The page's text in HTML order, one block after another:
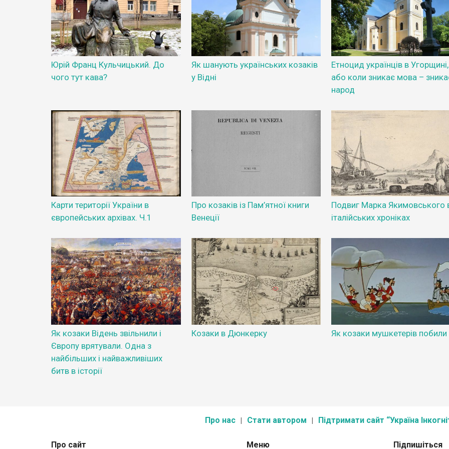
Юрій Франц Кульчицький. До
чого тут кава?
Як шанують українських козаків
у Відні
Етноцид українців в Угорщині,
або коли зникає мова –
народ
Карти території України в
європейських архівах. Ч.1
Про козаків із Пам’ятної книги
Венеції
Подвиг Марка Якимовського
італійських хроніках
Як козаки Відень звільнили і
Європу врятували. Одна з
найбільших і найважливіших
битв в історії
Козаки в Дюнкерку Як козаки мушкетерів побили
Про нас Стати автором Підтримати сайт “Україна
Про сайт Меню Підпишіться